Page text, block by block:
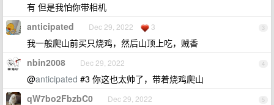
有 但是我怕你带相机
3
anticipated Dec 29, 2022 3
我一般爬山前买只烧鸡，然后山顶上吃，贼香
4
nbin2008 Dec 29, 2022
@anticipated #3 你这也太帅了，带着烧鸡爬山
5
qW7bo2FbzbC0 Dec 29, 2022